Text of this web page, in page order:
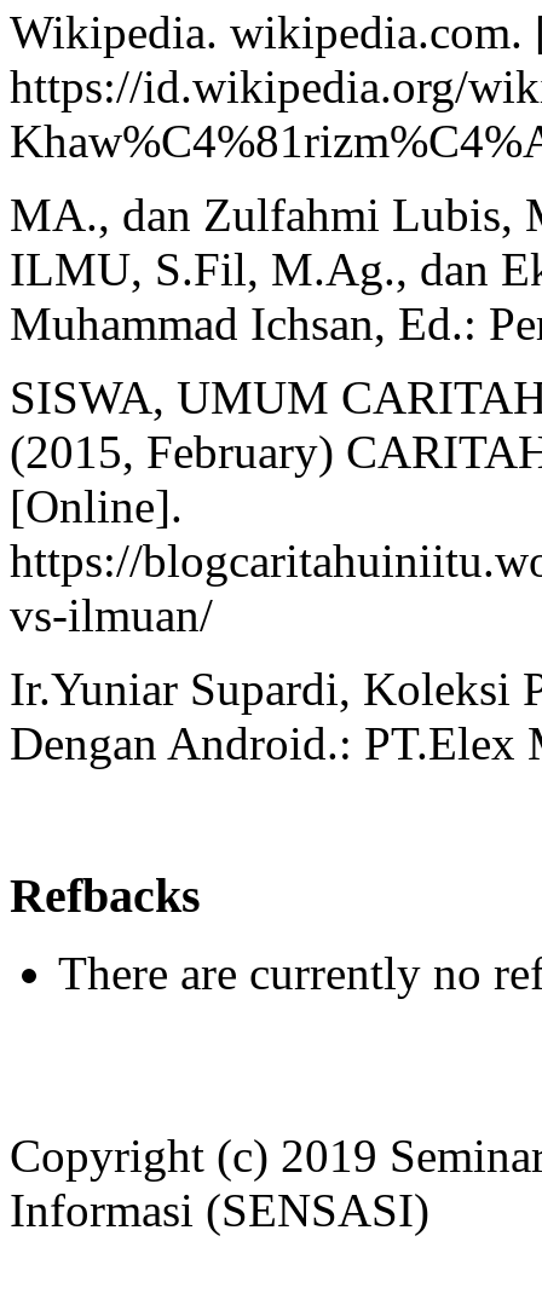
Wikipedia. wikipedia.com.
https://id.wikipedia.org/
MA., dan Zulfahmi Lubis,
ILMU, S.Fil, M.Ag., dan
Muhammad Ichsan, Ed.:
SISWA, UMUM
(2015, February)
[Online].
https://
vs-ilmuan/
Ir.Yuniar Supardi, Koleksi
Dengan Android.:
Refbacks
There are currently no
Copyright (c) 2019
Informasi (SENSASI)